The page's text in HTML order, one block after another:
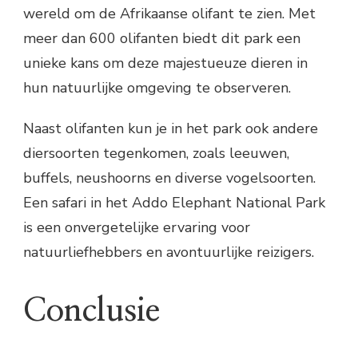
wereld om de Afrikaanse olifant te zien. Met
meer dan 600 olifanten biedt dit park een
unieke kans om deze majestueuze dieren in
hun natuurlijke omgeving te observeren.
Naast olifanten kun je in het park ook andere
diersoorten tegenkomen, zoals leeuwen,
buffels, neushoorns en diverse vogelsoorten.
Een safari in het Addo Elephant National Park
is een onvergetelijke ervaring voor
natuurliefhebbers en avontuurlijke reizigers.
Conclusie